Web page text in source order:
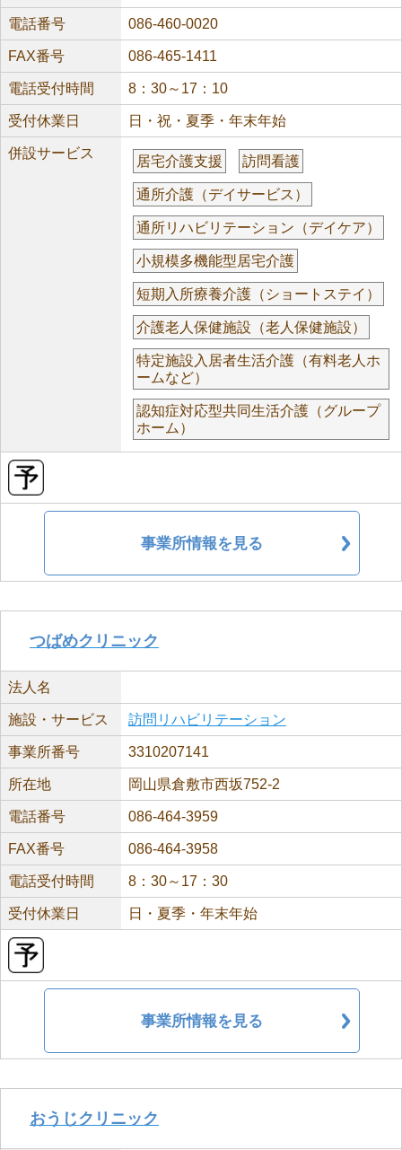
電話番号 086-460-0020
FAX番号 086-465-1411
電話受付時間 8：30～17：10
受付休業日 日・祝・夏季・年末年始
併設サービス
居宅介護支援 訪問看護
通所介護（デイサービス）
通所リハビリテーション（デイケア）
小規模多機能型居宅介護
短期入所療養介護（ショートステイ）
介護老人保健施設（老人保健施設）
特定施設入居者生活介護（有料老人ホ
ームなど）
認知症対応型共同生活介護（グループ
ホーム）
事業所情報を見る
つばめクリニック
法人名
施設・サービス 訪問リハビリテーション
事業所番号 3310207141
所在地 岡山県倉敷市西坂752-2
電話番号 086-464-3959
FAX番号 086-464-3958
電話受付時間 8：30～17：30
受付休業日 日・夏季・年末年始
事業所情報を見る
おうじクリニック